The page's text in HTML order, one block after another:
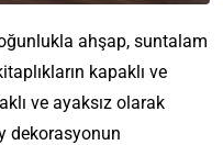
ahşap, suntalam
kapaklı ve
ve ayaksız olarak
dekorasyonun